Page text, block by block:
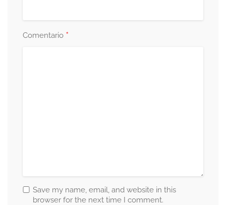
Comentario *
Save my name, email, and website in this
browser for the next time I comment.